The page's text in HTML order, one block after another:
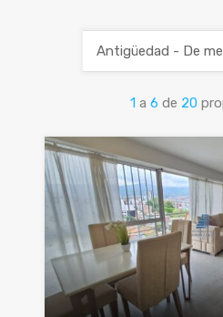
1 a 6 de 20
Antigüedad - De